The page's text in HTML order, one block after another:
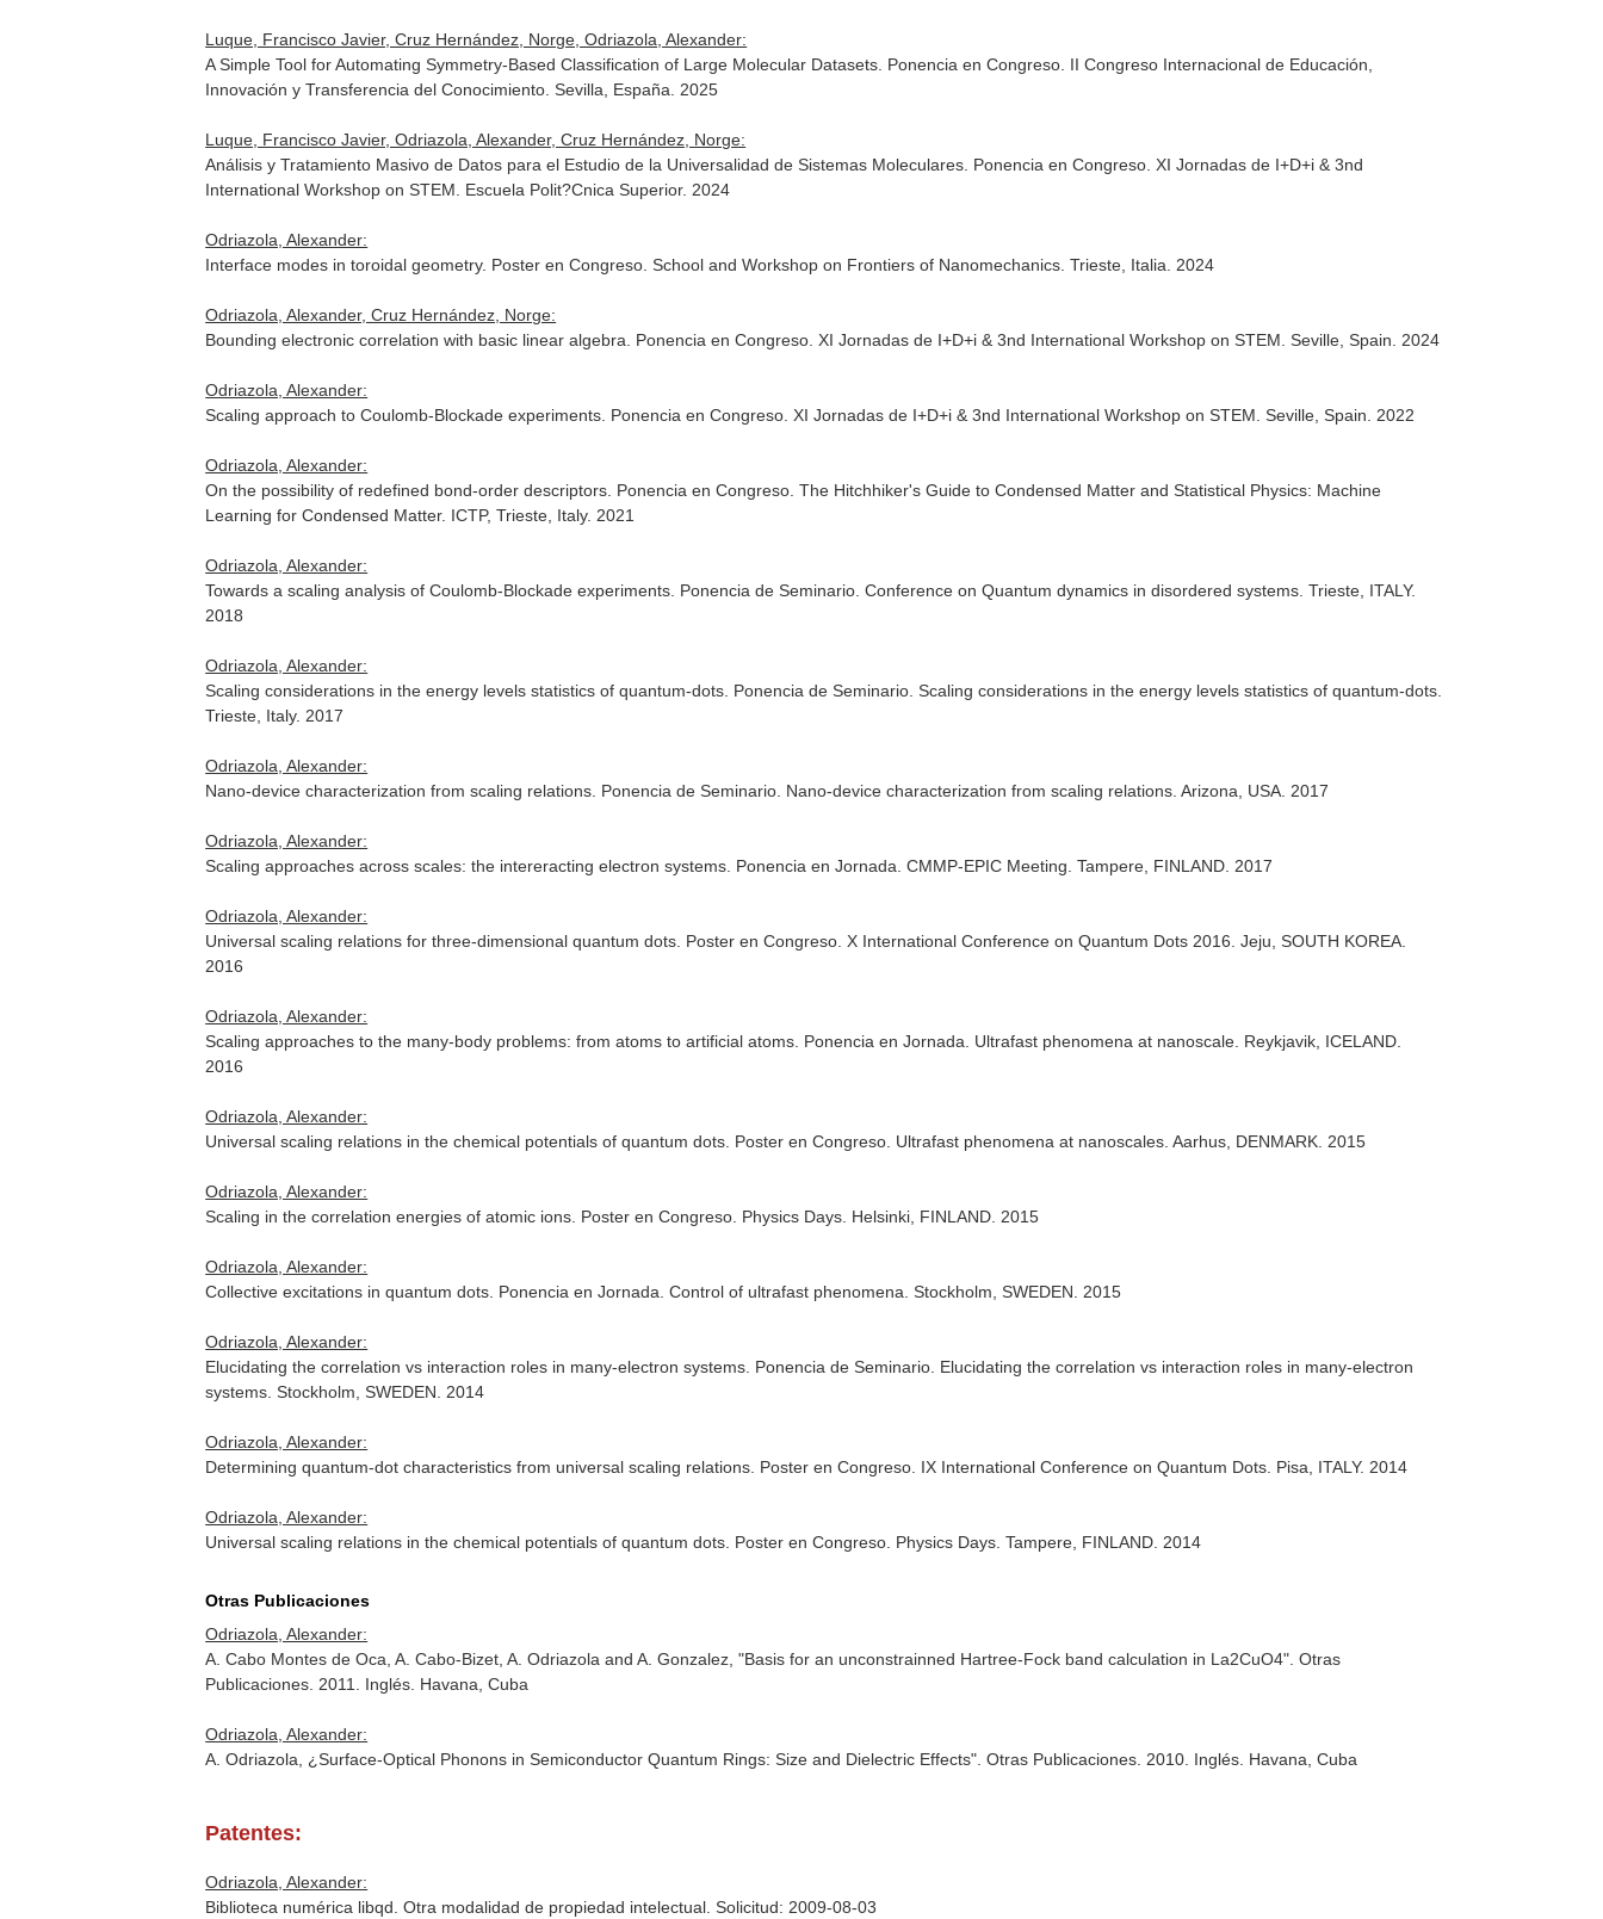
Luque, Francisco Javier, Cruz Hernández, Norge, Odriazola, Alexander:
A Simple Tool for Automating Symmetry-Based Classification of Large Molecular Datasets. Ponencia en Congreso. II Congreso Internacional de Educación,
Innovación y Transferencia del Conocimiento. Sevilla, España. 2025
Luque, Francisco Javier, Odriazola, Alexander, Cruz Hernández, Norge:
Análisis y Tratamiento Masivo de Datos para el Estudio de la Universalidad de Sistemas Moleculares. Ponencia en Congreso. XI Jornadas de I+D+i & 3nd
International Workshop on STEM. Escuela Polit?Cnica Superior. 2024
Odriazola, Alexander:
Interface modes in toroidal geometry. Poster en Congreso. School and Workshop on Frontiers of Nanomechanics. Trieste, Italia. 2024
Odriazola, Alexander, Cruz Hernández, Norge:
Bounding electronic correlation with basic linear algebra. Ponencia en Congreso. XI Jornadas de I+D+i & 3nd International Workshop on STEM. Seville, Spain. 2024
Odriazola, Alexander:
Scaling approach to Coulomb-Blockade experiments. Ponencia en Congreso. XI Jornadas de I+D+i & 3nd International Workshop on STEM. Seville, Spain. 2022
Odriazola, Alexander:
On the possibility of redefined bond-order descriptors. Ponencia en Congreso. The Hitchhiker's Guide to Condensed Matter and Statistical Physics: Machine
Learning for Condensed Matter. ICTP, Trieste, Italy. 2021
Odriazola, Alexander:
Towards a scaling analysis of Coulomb-Blockade experiments. Ponencia de Seminario. Conference on Quantum dynamics in disordered systems. Trieste, ITALY.
2018
Odriazola, Alexander:
Scaling considerations in the energy levels statistics of quantum-dots. Ponencia de Seminario. Scaling considerations in the energy levels statistics of quantum-dots.
Trieste, Italy. 2017
Odriazola, Alexander:
Nano-device characterization from scaling relations. Ponencia de Seminario. Nano-device characterization from scaling relations. Arizona, USA. 2017
Odriazola, Alexander:
Scaling approaches across scales: the intereracting electron systems. Ponencia en Jornada. CMMP-EPIC Meeting. Tampere, FINLAND. 2017
Odriazola, Alexander:
Universal scaling relations for three-dimensional quantum dots. Poster en Congreso. X International Conference on Quantum Dots 2016. Jeju, SOUTH KOREA.
2016
Odriazola, Alexander:
Scaling approaches to the many-body problems: from atoms to artificial atoms. Ponencia en Jornada. Ultrafast phenomena at nanoscale. Reykjavik, ICELAND.
2016
Odriazola, Alexander:
Universal scaling relations in the chemical potentials of quantum dots. Poster en Congreso. Ultrafast phenomena at nanoscales. Aarhus, DENMARK. 2015
Odriazola, Alexander:
Scaling in the correlation energies of atomic ions. Poster en Congreso. Physics Days. Helsinki, FINLAND. 2015
Odriazola, Alexander:
Collective excitations in quantum dots. Ponencia en Jornada. Control of ultrafast phenomena. Stockholm, SWEDEN. 2015
Odriazola, Alexander:
Elucidating the correlation vs interaction roles in many-electron systems. Ponencia de Seminario. Elucidating the correlation vs interaction roles in many-electron
systems. Stockholm, SWEDEN. 2014
Odriazola, Alexander:
Determining quantum-dot characteristics from universal scaling relations. Poster en Congreso. IX International Conference on Quantum Dots. Pisa, ITALY. 2014
Odriazola, Alexander:
Universal scaling relations in the chemical potentials of quantum dots. Poster en Congreso. Physics Days. Tampere, FINLAND. 2014
Otras Publicaciones
Odriazola, Alexander:
A. Cabo Montes de Oca, A. Cabo-Bizet, A. Odriazola and A. Gonzalez, "Basis for an unconstrainned Hartree-Fock band calculation in La2CuO4". Otras
Publicaciones. 2011. Inglés. Havana, Cuba
Odriazola, Alexander:
A. Odriazola, ¿Surface-Optical Phonons in Semiconductor Quantum Rings: Size and Dielectric Effects". Otras Publicaciones. 2010. Inglés. Havana, Cuba
Patentes:
Odriazola, Alexander:
Biblioteca numérica libqd. Otra modalidad de propiedad intelectual. Solicitud: 2009-08-03